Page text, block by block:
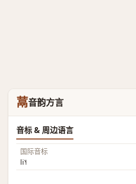
蒚音韵方言
音标 & 周边语言
国际音标
li˥˧